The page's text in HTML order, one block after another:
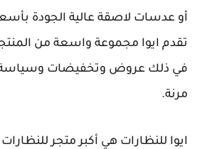
أو عدسات لاصقة عالية الجودة
تقدم ايوا مجموعة واسعة من
في ذلك عروض وتخفيضات وسياسة
مرنة.
ايوا للنظارات هي أكبر متجر